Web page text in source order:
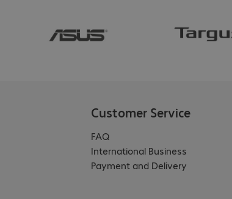
Customer Service
FAQ
International Business
Payment and Delivery